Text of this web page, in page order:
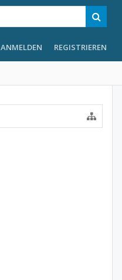
ANMELDEN REGISTRIEREN